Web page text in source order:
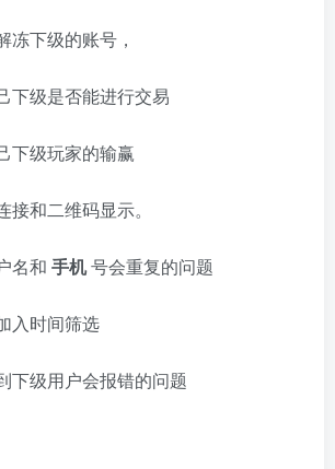
冻下级的账号，
下级是否能进行交易
下级玩家的输赢
和二维码显示。
名和 手机号会重复的问题
入时间筛选
下级用户会报错的问题